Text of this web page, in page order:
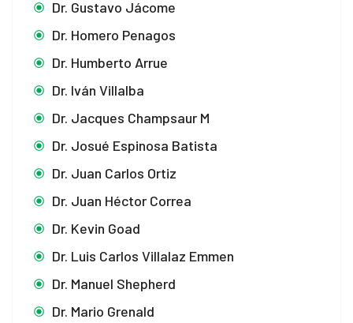
Dr. Gustavo Jácome
Dr. Homero Penagos
Dr. Humberto Arrue
Dr. Iván Villalba
Dr. Jacques Champsaur M
Dr. Josué Espinosa Batista
Dr. Juan Carlos Ortiz
Dr. Juan Héctor Correa
Dr. Kevin Goad
Dr. Luis Carlos Villalaz Emmen
Dr. Manuel Shepherd
Dr. Mario Grenald